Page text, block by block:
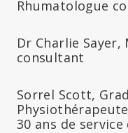
Rhumatologue
Dr Charlie Sayer,
consultant
Sorrel Scott,
30 ans de service